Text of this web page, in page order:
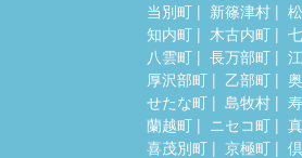
当別町
新篠津村
知内町
木古内町
八雲町
長万部町
厚沢部町
乙部町
せたな町
島牧村
蘭越町
ニセコ町
喜茂別町
京極町